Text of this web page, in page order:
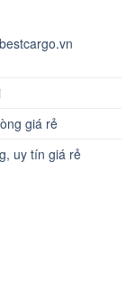
giá rẻ
uy tín giá rẻ